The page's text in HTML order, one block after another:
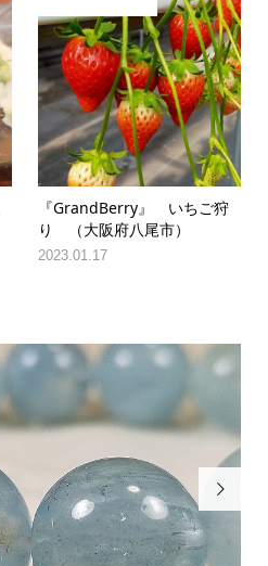
『GrandBerry』 いちご狩
り （大阪府八尾市）
2023.01.17
